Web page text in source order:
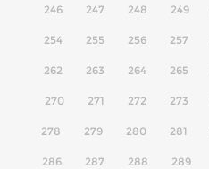
246 247 248 249
254 255 256 257
262 263 264 265
270 271 272 273
278 279 280 281
286 287 288 289